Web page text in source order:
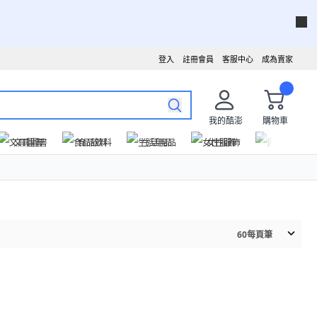
成為賣家
客服中心
註冊會員
登入
我的酷澎
購物車
文具圖書
食品飲料 生活用品 女性服飾
60每頁筆